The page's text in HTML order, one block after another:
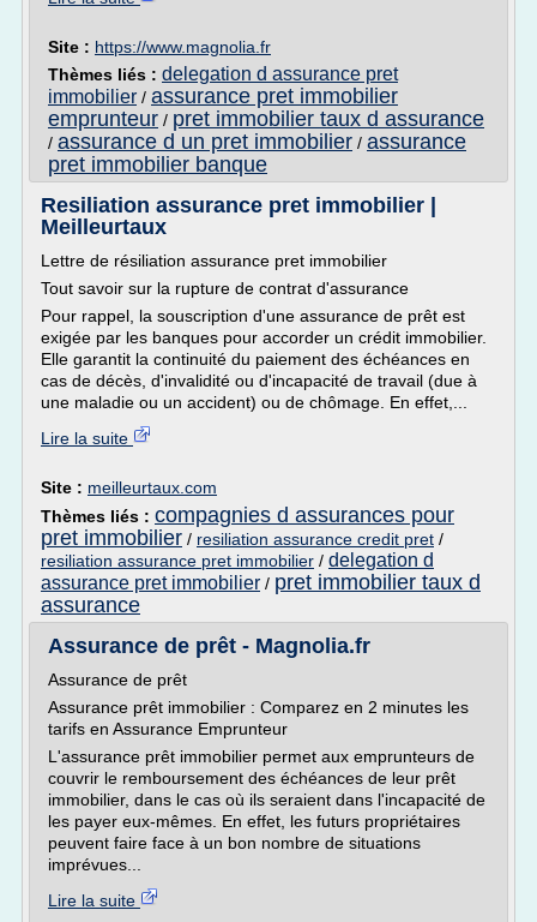
Site : https://www.magnolia.fr
Thèmes liés : delegation d assurance pret
immobilier / assurance pret immobilier
emprunteur / pret immobilier taux d assurance
/ assurance d un pret immobilier / assurance
pret immobilier banque
Resiliation assurance pret immobilier |
Meilleurtaux
Lettre de résiliation assurance pret immobilier
Tout savoir sur la rupture de contrat d'assurance
Pour rappel, la souscription d'une assurance de prêt est
exigée par les banques pour accorder un crédit immobilier.
Elle garantit la continuité du paiement des échéances en
cas de décès, d'invalidité ou d'incapacité de travail (due à
une maladie ou un accident) ou de chômage. En effet,...
Lire la suite
Site : meilleurtaux.com
Thèmes liés : compagnies d assurances pour
pret immobilier / resiliation assurance credit pret /
resiliation assurance pret immobilier / delegation d
assurance pret immobilier / pret immobilier taux d
assurance
Assurance de prêt - Magnolia.fr
Assurance de prêt
Assurance prêt immobilier : Comparez en 2 minutes les
tarifs en Assurance Emprunteur
L'assurance prêt immobilier permet aux emprunteurs de
couvrir le remboursement des échéances de leur prêt
immobilier, dans le cas où ils seraient dans l'incapacité de
les payer eux-mêmes. En effet, les futurs propriétaires
peuvent faire face à un bon nombre de situations
imprévues...
Lire la suite